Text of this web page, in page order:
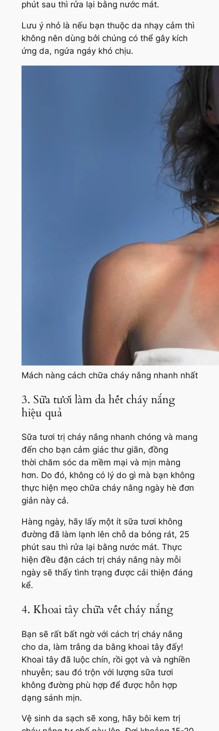
phút sau thì rửa lại bằng nước mát.
Lưu ý nhỏ là nếu bạn thuộc da nhạy cảm thì
không nên dùng bởi chúng có thể gây kích
ứng da, ngứa ngáy khó chịu.
Mách nàng cách chữa cháy nắng nhanh nhất
3. Sữa tươi làm da hết cháy nắng
hiệu quả
Sữa tươi trị cháy nắng nhanh chóng và mang
đến cho bạn cảm giác thư giãn, đồng
thời chăm sóc da mềm mại và mịn màng
hơn. Do đó, không có lý do gì mà bạn không
thực hiện mẹo chữa cháy nắng ngày hè đơn
giản này cả.
Hàng ngày, hãy lấy một ít sữa tươi không
đường đã làm lạnh lên chỗ da bỏng rát, 25
phút sau thì rửa lại bằng nước mát. Thực
hiện đều đặn cách trị cháy nắng này mỗi
ngày sẽ thấy tình trạng được cải thiện đáng
kể.
4. Khoai tây chữa vết cháy nắng
Bạn sẽ rất bất ngờ với cách trị cháy nắng
cho da, làm trắng da bằng khoai tây đấy!
Khoai tây đã luộc chín, rồi gọt và và nghiền
nhuyễn; sau đó trộn với lượng sữa tươi
không đường phù hợp để được hỗn hợp
dạng sánh mịn.
Vệ sinh da sạch sẽ xong, hãy bôi kem trị